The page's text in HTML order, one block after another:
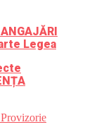
Legea